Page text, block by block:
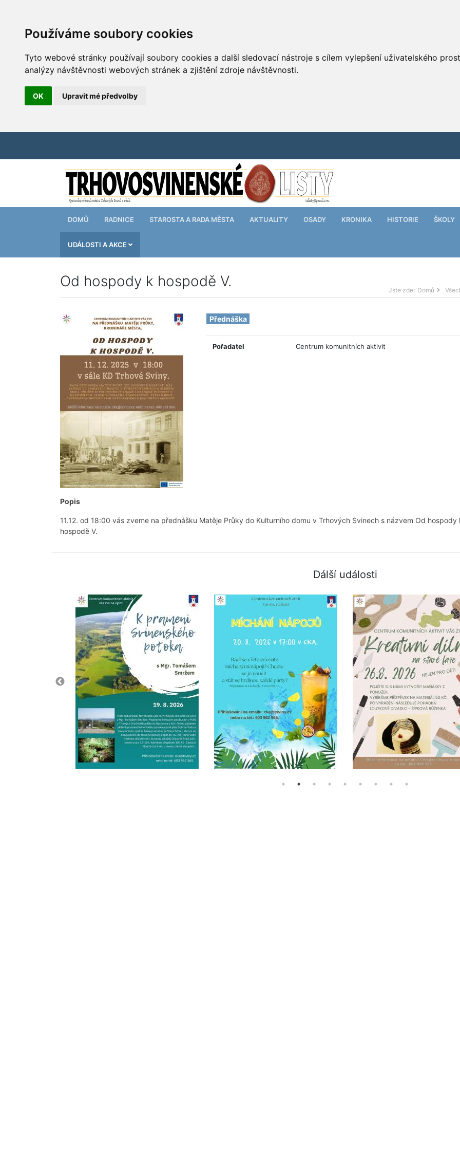
Používáme soubory cookies
Tyto webové stránky používají soubory cookies a další sledovací nástroje s cílem vylepšení uživatelského
analýzy návštěvnosti webových stránek a zjištění zdroje návštěvnosti.
OK Upravit mé předvolby
DOMŮ RADNICE STAROSTA A RADA MĚSTA AKTUALITY OSADY KRONIKA HISTORIE ŠKOLY
UDÁLOSTI A AKCE
Od hospody k hospodě V.
Jste zde: Domů
Přednáška
Pořadatel Centrum komunitních aktivit
Popis
11.12. od 18:00 vás zveme na přednášku Matěje Průky do Kulturního domu v Trhových Svinech s názvem Od hospody
hospodě V.
Dálší události